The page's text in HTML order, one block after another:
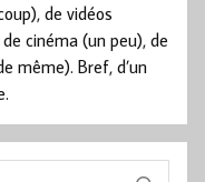
de vidéos
cinéma (un peu), de
même). Bref, d’un